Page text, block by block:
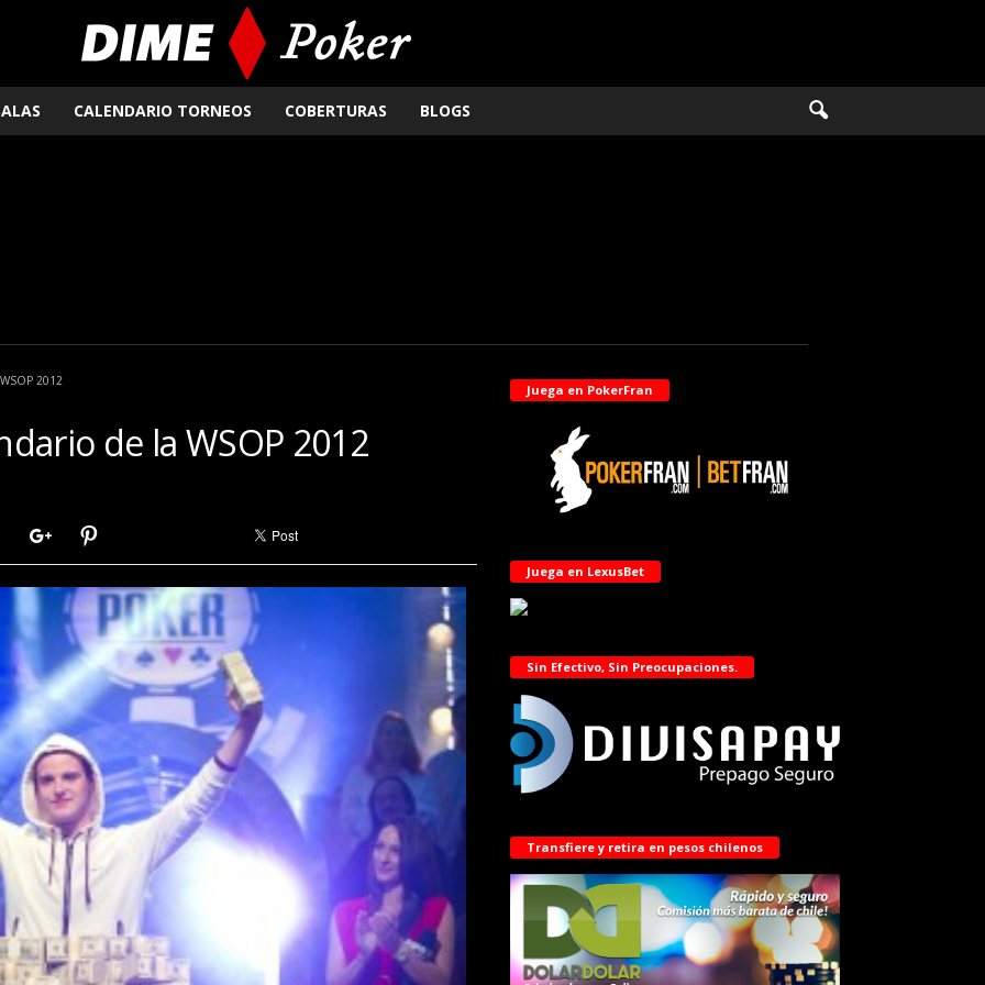
CALENDARIO TORNEOS COBERTURAS BLOGS
2012
de la WSOP 2012
Juega en PokerFran
Juega en LexusBet
Sin Efectivo, Sin Preocupaciones.
Transfiere y retira en pesos chilenos